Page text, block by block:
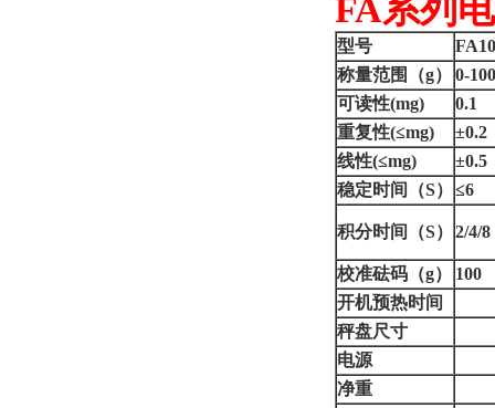
FA系列
型号
称量范围（g）
0-100
可读性(mg)
0.1
重复性(≤mg)
±0.2
线性(≤mg)
±0.5
稳定时间（S）
≤6
积分时间（S） 2/4/8
校准砝码（g）
100
开机预热时间
秤盘尺寸
电源
净重